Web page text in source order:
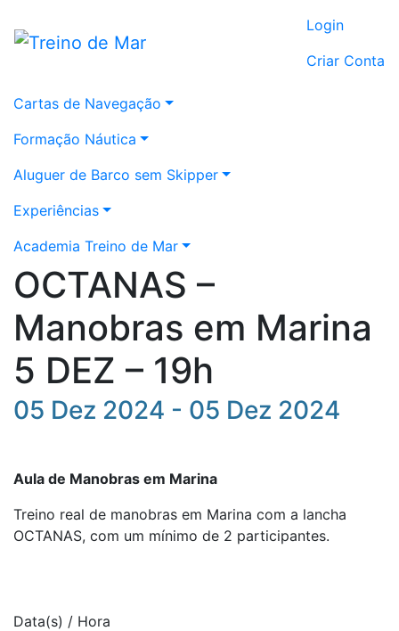
Login
Criar Conta
Cartas de Navegação
Formação Náutica
Aluguer de Barco sem Skipper
Experiências
Academia Treino de Mar
OCTANAS –
Manobras em Marina
5 DEZ – 19h
05 Dez 2024 - 05 Dez 2024
Aula de Manobras em Marina
Treino real de manobras em Marina com a lancha
OCTANAS, com um mínimo de 2 participantes.
Data(s) / Hora